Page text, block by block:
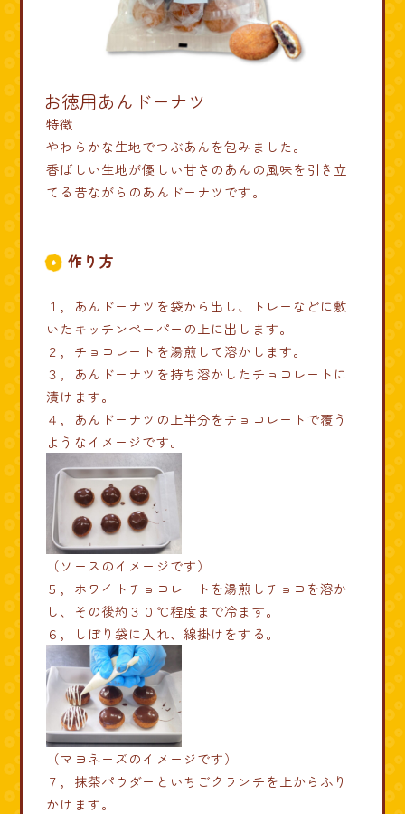
お徳用あんドーナツ
特徴
やわらかな生地でつぶあんを包みました。
香ばしい生地が優しい甘さのあんの風味を引き立
てる昔ながらのあんドーナツです。
作り方
１，あんドーナツを袋から出し、トレーなどに敷
いたキッチンペーパーの上に出します。
２，チョコレートを湯煎して溶かします。
３，あんドーナツを持ち溶かしたチョコレートに
漬けます。
４，あんドーナツの上半分をチョコレートで覆う
ようなイメージです。
（ソースのイメージです）
５，ホワイトチョコレートを湯煎しチョコを溶か
し、その後約３０℃程度まで冷ます。
６，しぼり袋に入れ、線掛けをする。
（マヨネーズのイメージです）
７，抹茶パウダーといちごクランチを上からふり
かけます。